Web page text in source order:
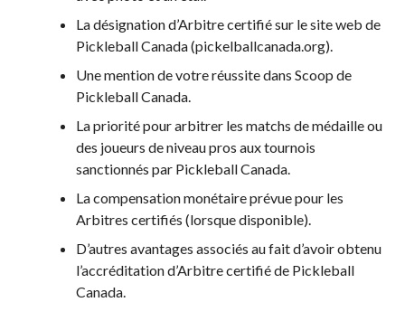
La désignation d’Arbitre certifié sur le site web de
Pickleball Canada (pickelballcanada.org).
Une mention de votre réussite dans Scoop de
Pickleball Canada.
La priorité pour arbitrer les matchs de médaille ou
des joueurs de niveau pros aux tournois
sanctionnés par Pickleball Canada.
La compensation monétaire prévue pour les
Arbitres certifiés (lorsque disponible).
D’autres avantages associés au fait d’avoir obtenu
l’accréditation d’Arbitre certifié de Pickleball
Canada.